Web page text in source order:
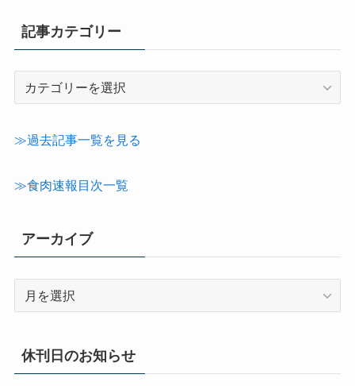
記事カテゴリー
テ
≫過去記事一覧を見る
≫食肉速報目次一覧
アーカイブ
イ
ブ
休刊日のお知らせ